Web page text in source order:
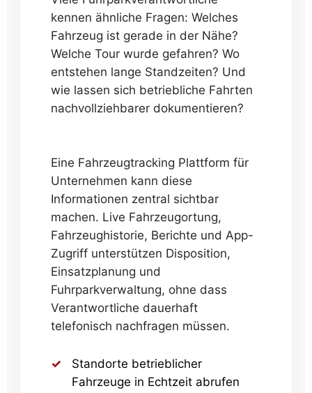
kennen ähnliche Fragen: Welches
Fahrzeug ist gerade in der Nähe?
Welche Tour wurde gefahren? Wo
entstehen lange Standzeiten? Und
wie lassen sich betriebliche Fahrten
nachvollziehbarer dokumentieren?
Eine Fahrzeugtracking Plattform für
Unternehmen kann diese
Informationen zentral sichtbar
machen. Live Fahrzeugortung,
Fahrzeughistorie, Berichte und App-
Zugriff unterstützen Disposition,
Einsatzplanung und
Fuhrparkverwaltung, ohne dass
Verantwortliche dauerhaft
telefonisch nachfragen müssen.
Standorte betrieblicher
Fahrzeuge in Echtzeit abrufen